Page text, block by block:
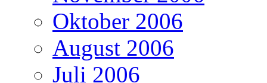
Oktober 2006
August 2006
Juli 2006